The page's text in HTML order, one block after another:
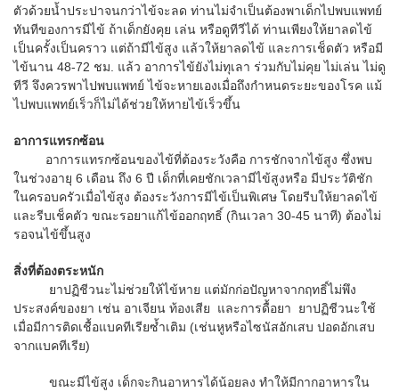
ตัวด้วยน้ำประปาจนกว่าไข้จะลด ท่านไม่จำเป็นต้องพาเด็กไปพบแพทย์
ทันทีของการมีไข้ ถ้าเด็กยังคุย เล่น หรือดูทีวีได้ ท่านเพียงให้ยาลดไข้
เป็นครั้งเป็นคราว แต่ถ้ามีไข้สูง แล้วให้ยาลดไข้ และการเช็ดตัว หรือมี
ไข้นาน 48-72 ชม. แล้ว อาการไข้ยังไม่ทุเลา ร่วมกับไม่คุย ไม่เล่น ไม่ดู
ทีวี จึงควรพาไปพบแพทย์ ไข้จะหายเองเมื่อถึงกำหนดระยะของโรค แม้
ไปพบแพทย์เร็วก็ไม่ได้ช่วยให้หายไข้เร็วขึ้น
อาการแทรกซ้อน
อาการแทรกซ้อนของไข้ที่ต้องระวังคือ การชักจากไข้สูง ซึ่งพบ
ในช่วงอายุ 6 เดือน ถึง 6 ปี เด็กที่เคยชักเวลามีไข้สูงหรือ มีประวัติชัก
ในครอบครัวเมื่อไข้สูง ต้องระวังการมีไข้เป็นพิเศษ โดยรีบให้ยาลดไข้
และรีบเช็คตัว ขณะรอยาแก้ไข้ออกฤทธิ์ (กินเวลา 30-45 นาที) ต้องไม่
รอจนไข้ขึ้นสูง
สิ่งที่ต้องตระหนัก
ยาปฏิชีวนะไม่ช่วยให้ไข้หาย แต่มักก่อปัญหาจากฤทธิ์ไม่พึง
ประสงค์ของยา เช่น อาเจียน ท้องเสีย และการดื้อยา ยาปฏิชีวนะใช้
เมื่อมีการติดเชื้อแบคทีเรียซ้ำเติม (เช่นหูหรือไซนัสอักเสบ ปอดอักเสบ
จากแบคทีเรีย)
ขณะมีไข้สูง เด็กจะกินอาหารได้น้อยลง ทำให้มีกากอาหารใน